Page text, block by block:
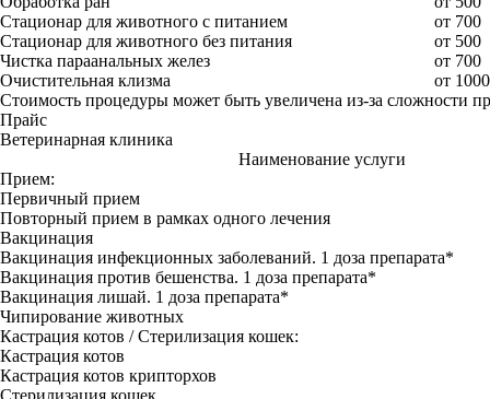
Стационар для животного с питанием
от 700
Стационар для животного без питания
от 500
Чистка параанальных желез
от 700
Очистительная клизма
от 1000
Стоимость процедуры может быть увеличена из-за сложности
Прайс
Ветеринарная клиника
Наименование услуги
Прием:
Первичный прием
Повторный прием в рамках одного лечения
Вакцинация
Вакцинация инфекционных заболеваний. 1 доза препарата*
Вакцинация против бешенства. 1 доза препарата*
Вакцинация лишай. 1 доза препарата*
Чипирование животных
Кастрация котов / Стерилизация кошек:
Кастрация котов
Кастрация котов крипторхов
Стерилизация кошек